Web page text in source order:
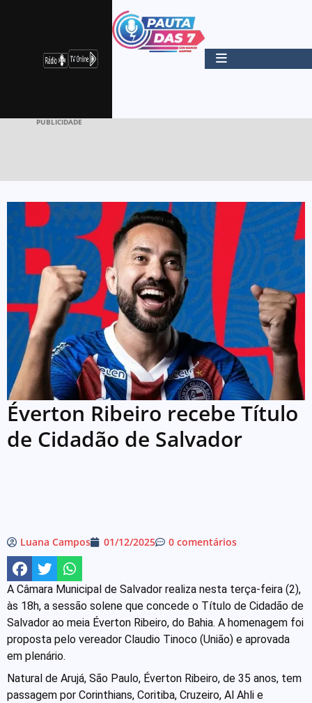
PUBLICIDADE
Éverton Ribeiro recebe Título
de Cidadão de Salvador
Luana Campos 01/12/2025 0 comentários
A Câmara Municipal de Salvador realiza nesta terça-feira (2),
às 18h, a sessão solene que concede o Título de Cidadão de
Salvador ao meia Éverton Ribeiro, do Bahia. A homenagem foi
proposta pelo vereador Claudio Tinoco (União) e aprovada
em plenário.
Natural de Arujá, São Paulo, Éverton Ribeiro, de 35 anos, tem
passagem por Corinthians, Coritiba, Cruzeiro, Al Ahli e